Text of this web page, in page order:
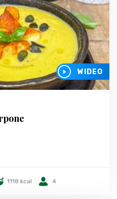
WIDEO
1118 kcal 4